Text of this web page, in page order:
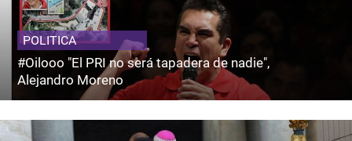
POLITICA
#Oilooo "El PRI no será tapadera de nadie",
Alejandro Moreno